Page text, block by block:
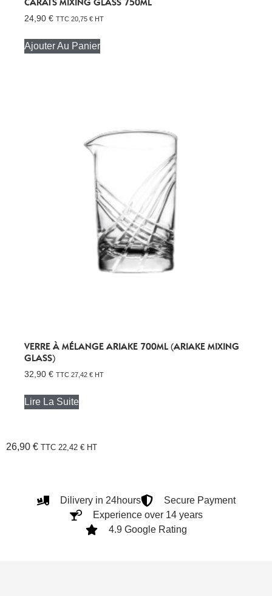
24,90 € TTC 20,75 € HT
Ajouter Au Panier
VERRE À MÉLANGE ARIAKE 700ML (ARIAKE MIXING
GLASS)
32,90 € TTC 27,42 € HT
Lire La Suite
26,90 € TTC 22,42 € HT
Dilivery in 24hours
Secure Payment
Experience over 14 years
4.9 Google Rating